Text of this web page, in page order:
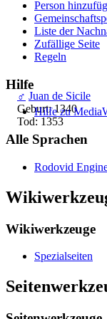
♂ Juan de Sicile
Geburt: 1340
Tod: 1353
Person
Liste der
Zufällige Seite
Regeln
Hilfe
Hilfe zu
Alle Sprachen
Rodovid
Wikiwerkzeuge
Spezialseiten